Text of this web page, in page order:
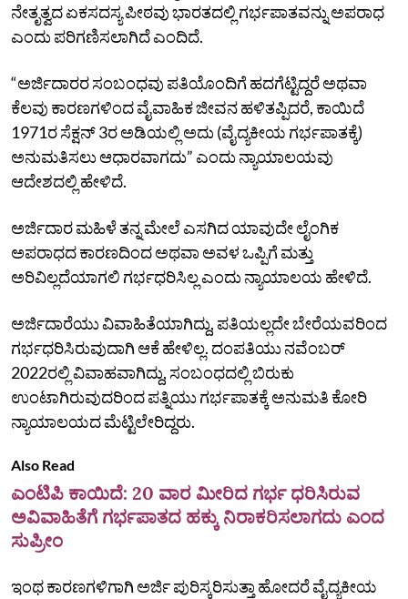
ನೇತೃತ್ವದ ಏಕಸದಸ್ಯ ಪೀಠವು ಭಾರತದಲ್ಲಿ ಗರ್ಭಪಾತವನ್ನು ಅಪರಾಧ
ಎಂದು ಪರಿಗಣಿಸಲಾಗಿದೆ ಎಂದಿದೆ.
“ಅರ್ಜಿದಾರರ ಸಂಬಂಧವು ಪತಿಯೊಂದಿಗೆ ಹದಗೆಟ್ಟಿದ್ದರೆ ಅಥವಾ
ಕೆಲವು ಕಾರಣಗಳಿಂದ ವೈವಾಹಿಕ ಜೀವನ ಹಳಿತಪ್ಪಿದರೆ, ಕಾಯಿದೆ
1971ರ ಸೆಕ್ಷನ್ 3ರ ಅಡಿಯಲ್ಲಿ ಅದು (ವೈದ್ಯಕೀಯ ಗರ್ಭಪಾತಕ್ಕೆ)
ಅನುಮತಿಸಲು ಆಧಾರವಾಗದು” ಎಂದು ನ್ಯಾಯಾಲಯವು
ಆದೇಶದಲ್ಲಿ ಹೇಳಿದೆ.
ಅರ್ಜಿದಾರ ಮಹಿಳೆ ತನ್ನ ಮೇಲೆ ಎಸಗಿದ ಯಾವುದೇ ಲೈಂಗಿಕ
ಅಪರಾಧದ ಕಾರಣದಿಂದ ಅಥವಾ ಅವಳ ಒಪ್ಪಿಗೆ ಮತ್ತು
ಅರಿವಿಲ್ಲದೆಯಾಗಲಿ ಗರ್ಭಧರಿಸಿಲ್ಲ ಎಂದು ನ್ಯಾಯಾಲಯ ಹೇಳಿದೆ.
ಅರ್ಜಿದಾರೆಯು ವಿವಾಹಿತೆಯಾಗಿದ್ದು, ಪತಿಯಲ್ಲದೇ ಬೇರೆಯವರಿಂದ
ಗರ್ಭಧರಿಸಿರುವುದಾಗಿ ಆಕೆ ಹೇಳಿಲ್ಲ. ದಂಪತಿಯು ನವೆಂಬರ್‌
2022ರಲ್ಲಿ ವಿವಾಹವಾಗಿದ್ದು, ಸಂಬಂಧದಲ್ಲಿ ಬಿರುಕು
ಉಂಟಾಗಿರುವುದರಿಂದ ಪತ್ನಿಯು ಗರ್ಭಪಾತಕ್ಕೆ ಅನುಮತಿ ಕೋರಿ
ನ್ಯಾಯಾಲಯದ ಮೆಟ್ಟಿಲೇರಿದ್ದರು.
Also Read
ಎಂಟಿಪಿ ಕಾಯಿದೆ: 20 ವಾರ ಮೀರಿದ ಗರ್ಭ ಧರಿಸಿರುವ
ಅವಿವಾಹಿತೆಗೆ ಗರ್ಭಪಾತದ ಹಕ್ಕು ನಿರಾಕರಿಸಲಾಗದು ಎಂದ
ಸುಪ್ರೀಂ
ಇಂಥ ಕಾರಣಗಳಿಗಾಗಿ ಅರ್ಜಿ ಪುರಿಸ್ಕರಿಸುತ್ತಾ ಹೋದರೆ ವೈದ್ಯಕೀಯ